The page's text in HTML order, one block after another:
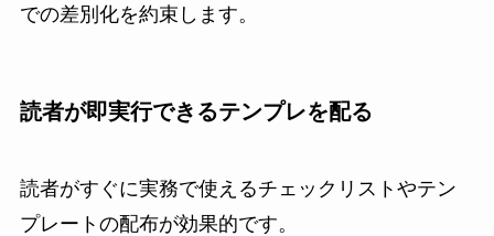
での差別化を約束します。
読者が即実行できるテンプレを配る
読者がすぐに実務で使えるチェックリストやテン
プレートの配布が効果的です。